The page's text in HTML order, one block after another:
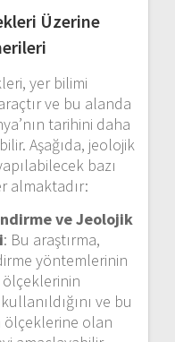
Üzerine
yer bilimi
ve bu alanda
tarihini daha
Aşağıda, jeolojik
bazı
almaktadır:
ve Jeolojik
: Bu araştırma,
yöntemlerinin
ve bu
ölçeklerine olan